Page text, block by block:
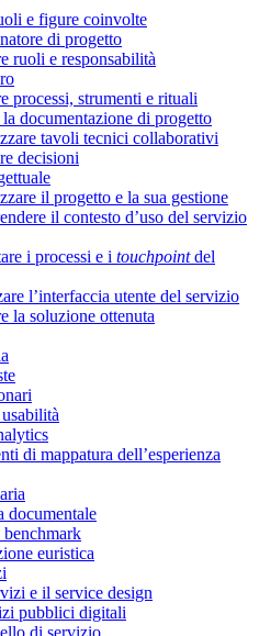
e figure coinvolte
di progetto
ruoli e responsabilità
processi, strumenti e rituali
documentazione di progetto
tavoli tecnici collaborativi
decisioni
il progetto e la sua gestione
il contesto d’uso del servizio
i processi e i touchpointdel
l’interfaccia utente del servizio
la soluzione ottenuta
di mappatura dell’esperienza
documentale
euristica
e il service design
pubblici digitali
di servizio